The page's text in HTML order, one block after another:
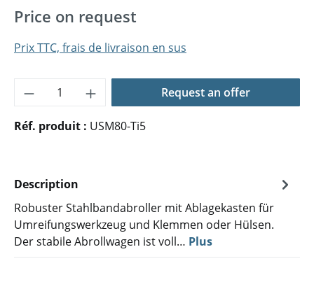
Price on request
Prix TTC, frais de livraison en sus
Quantité de produit : Entrez la
Request an offer
Réf. produit : USM80-Ti5
Description
Robuster Stahlbandabroller mit Ablagekasten für
Umreifungswerkzeug und Klemmen oder Hülsen.
Der stabile Abrollwagen ist voll… Plus